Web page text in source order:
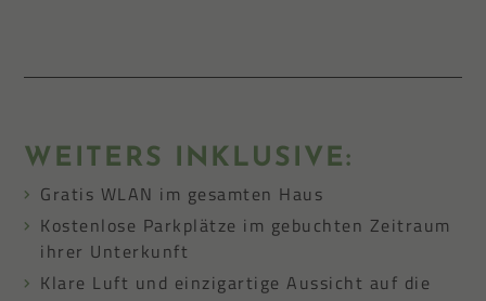
WEITERS INKLUSIVE:
Gratis WLAN im gesamten Haus
Kostenlose Parkplätze im gebuchten Zeitraum
ihrer Unterkunft
Klare Luft und einzigartige Aussicht auf die